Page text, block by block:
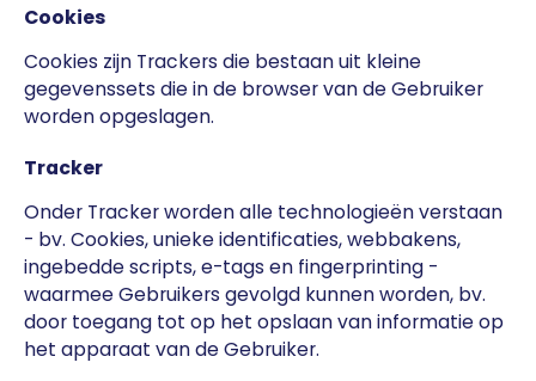
Cookies
Cookies zijn Trackers die bestaan uit kleine
gegevenssets die in de browser van de Gebruiker
worden opgeslagen.
Tracker
Onder Tracker worden alle technologieën verstaan
- bv. Cookies, unieke identificaties, webbakens,
ingebedde scripts, e-tags en fingerprinting -
waarmee Gebruikers gevolgd kunnen worden, bv.
door toegang tot op het opslaan van informatie op
het apparaat van de Gebruiker.